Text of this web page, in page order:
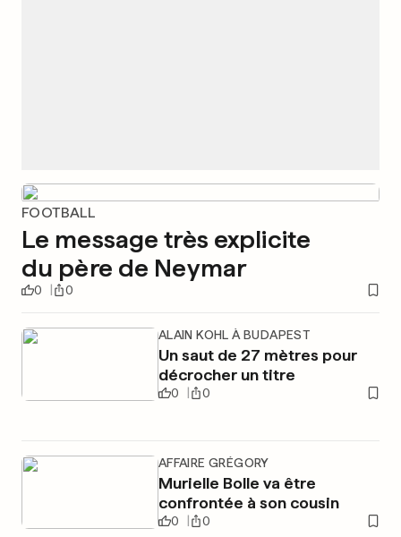
FOOTBALL
Le message très explicite
du père de Neymar
0 0
ALAIN KOHL À BUDAPEST
Un saut de 27 mètres pour
décrocher un titre
0 0
AFFAIRE GRÉGORY
Murielle Bolle va être
confrontée à son cousin
0 0